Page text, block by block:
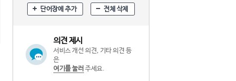
단어장에 추가 전체 삭제
의견 제시
서비스 개선 의견, 기타 의견 등
은
여기를 눌러 주세요.